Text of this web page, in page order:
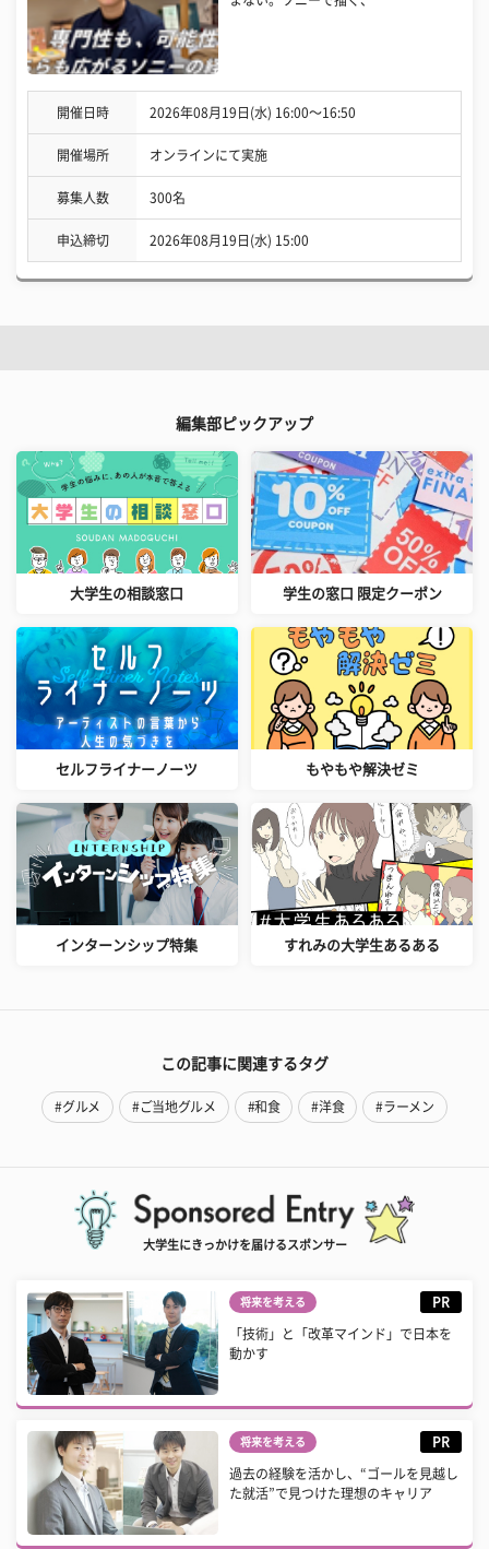
開催日時 2026年08月19日(水) 16:00〜16:50
開催場所 オンラインにて実施
募集人数 300名
申込締切 2026年08月19日(水) 15:00
編集部ピックアップ
大学生の相談窓口 学生の窓口 限定クーポン
セルフライナーノーツ もやもや解決ゼミ
インターンシップ特集 すれみの大学生あるある
この記事に関連するタグ
#グルメ #ご当地グルメ #和食 #洋食 #ラーメン
大学生にきっかけを届けるスポンサー
将来を考える PR
「技術」と「改革マインド」で日本を
動かす
将来を考える PR
過去の経験を活かし、“ゴールを見越し
た就活”で見つけた理想のキャリア